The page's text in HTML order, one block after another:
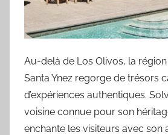
Au-delà de Los Olivos, la
Santa Ynez regorge de trésors
d’expériences authentiques.
voisine connue pour son
enchante les visiteurs avec son